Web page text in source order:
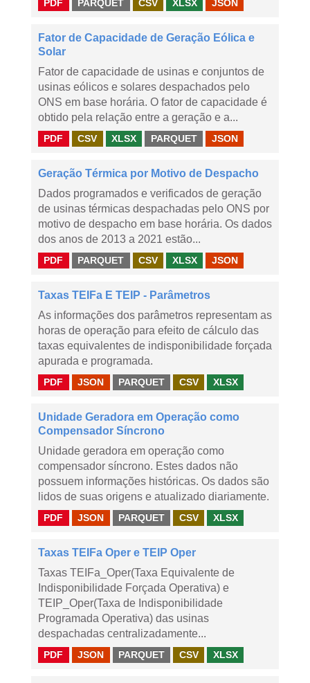
PDF PARQUET CSV XLSX JSON
Fator de Capacidade de Geração Eólica e
Solar
Fator de capacidade de usinas e conjuntos de
usinas eólicos e solares despachados pelo
ONS em base horária. O fator de capacidade é
obtido pela relação entre a geração e a...
PDF CSV XLSX PARQUET JSON
Geração Térmica por Motivo de Despacho
Dados programados e verificados de geração
de usinas térmicas despachadas pelo ONS por
motivo de despacho em base horária. Os dados
dos anos de 2013 a 2021 estão...
PDF PARQUET CSV XLSX JSON
Taxas TEIFa E TEIP - Parâmetros
As informações dos parâmetros representam as
horas de operação para efeito de cálculo das
taxas equivalentes de indisponibilidade forçada
apurada e programada.
PDF JSON PARQUET CSV XLSX
Unidade Geradora em Operação como
Compensador Síncrono
Unidade geradora em operação como
compensador síncrono. Estes dados não
possuem informações históricas. Os dados são
lidos de suas origens e atualizado diariamente.
PDF JSON PARQUET CSV XLSX
Taxas TEIFa Oper e TEIP Oper
Taxas TEIFa_Oper(Taxa Equivalente de
Indisponibilidade Forçada Operativa) e
TEIP_Oper(Taxa de Indisponibilidade
Programada Operativa) das usinas
despachadas centralizadamente...
PDF JSON PARQUET CSV XLSX